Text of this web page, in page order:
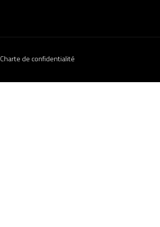
Charte de confidentialité